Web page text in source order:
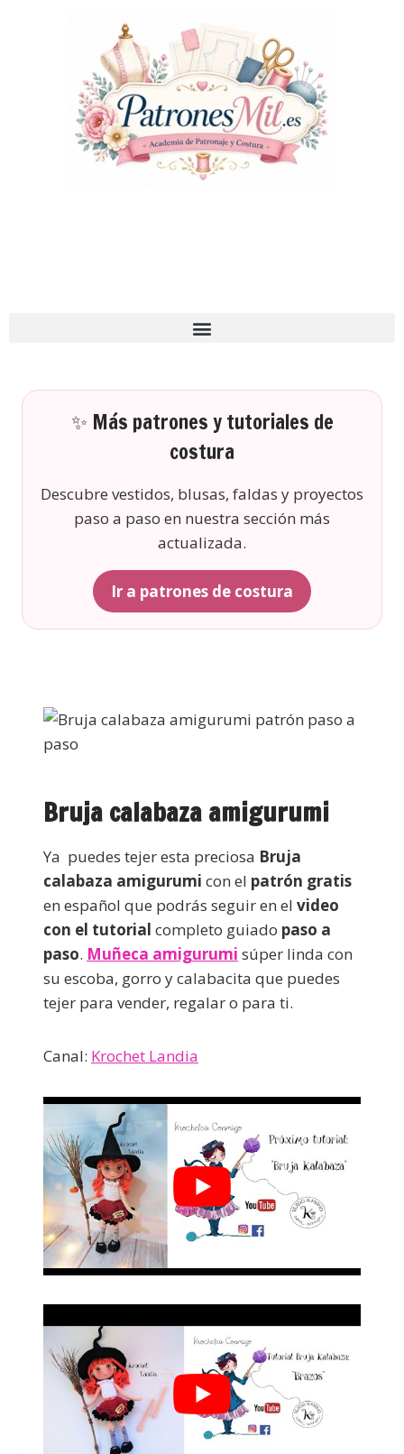
✨ Más patrones y tutoriales de
costura
Descubre vestidos, blusas, faldas y proyectos
paso a paso en nuestra sección más
actualizada.
Ir a patrones de costura
Bruja calabaza amigurumi
Ya puedes tejer esta preciosa Bruja
calabaza amigurumi con el patrón gratis
en español que podrás seguir en el video
con el tutorial completo guiado paso a
paso. Muñeca amigurumi súper linda con
su escoba, gorro y calabacita que puedes
tejer para vender, regalar o para ti.
Canal: Krochet Landia